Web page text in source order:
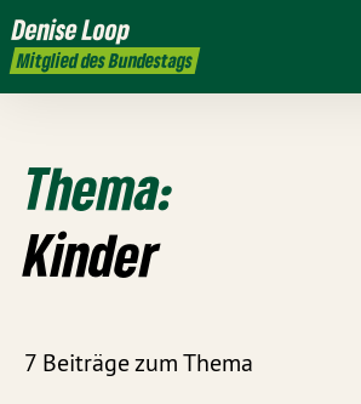
Denise Loop
Mitglied des Bundestags
mich
Thema:
Kinder
7 Beiträge zum Thema